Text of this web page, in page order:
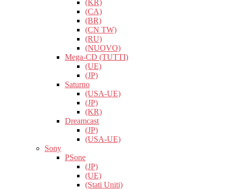
(KR)
(CA)
(BR)
(CN TW)
(RU)
(NUOVO)
Mega-CD (TUTTI)
(UE)
(JP)
Saturno
(USA-UE)
(JP)
(KR)
Dreamcast
(JP)
(USA-UE)
Sony
PSone
(JP)
(UE)
(Stati Uniti)